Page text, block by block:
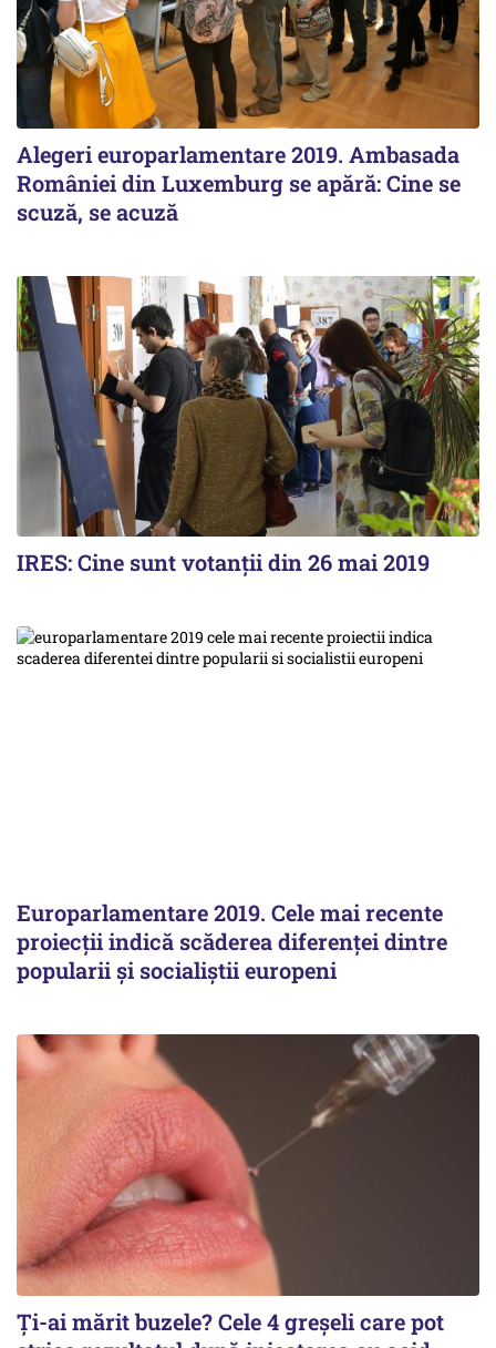
Alegeri europarlamentare 2019. Ambasada
României din Luxemburg se apără: Cine se
scuză, se acuză
IRES: Cine sunt votanții din 26 mai 2019
Europarlamentare 2019. Cele mai recente
proiecţii indică scăderea diferenţei dintre
popularii şi socialiştii europeni
Ți-ai mărit buzele? Cele 4 greșeli care pot